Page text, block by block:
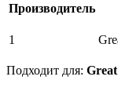
Производитель
1
Подходит для: